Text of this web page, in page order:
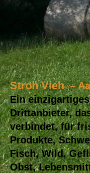
StrohVieh® –
Ein
Drittanbieter,
verbindet, für
Produkte,
Fisch, Wild,
Obst,